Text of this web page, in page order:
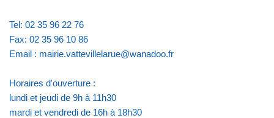
Tel: 02 35 96 22 76
Fax: 02 35 96 10 86
Email : mairie.vattevillelarue@wanadoo.fr
Horaires d'ouverture :
lundi et jeudi de 9h à 11h30
mardi et vendredi de 16h à 18h30